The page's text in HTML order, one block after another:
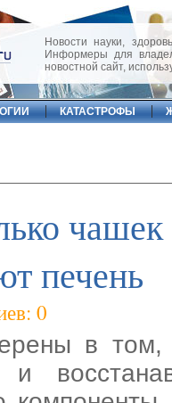
Новости науки,
Информеры для
новостной сайт,
КАТАСТРОФЫ
печень
0
в том,